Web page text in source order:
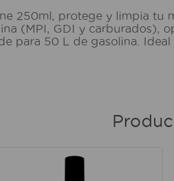
250ml, protege y limpia
(MPI, GDI y
para 50 L de gasolina.